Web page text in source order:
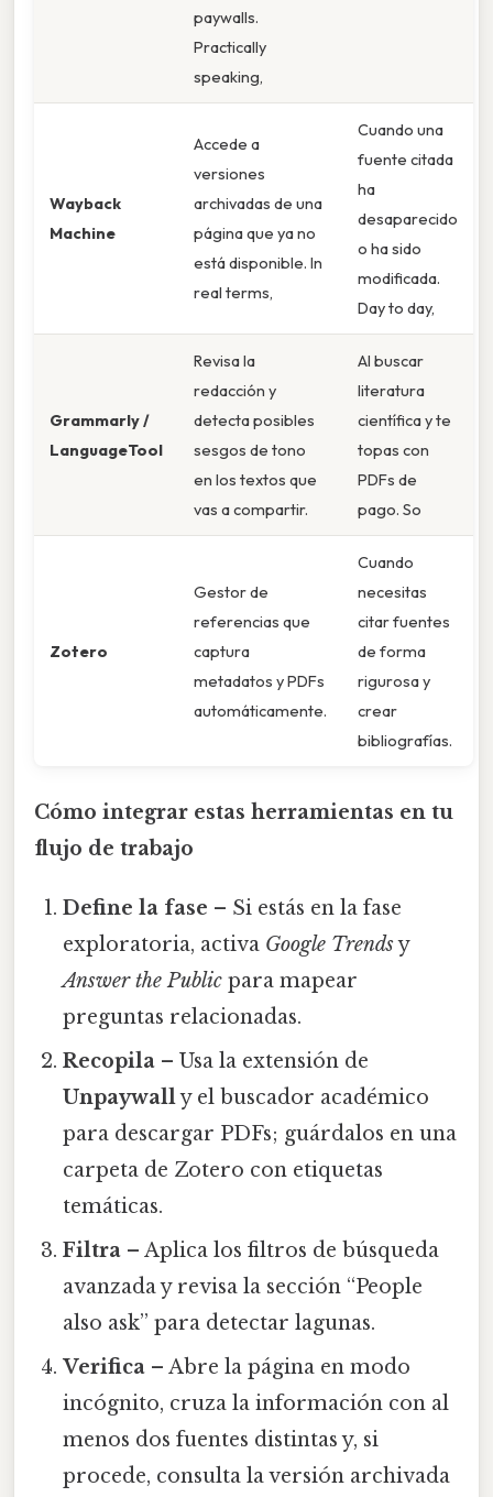
paywalls.
Practically
speaking,
Wayback
Machine
Accede a
versiones
archivadas de una
página que ya no
está disponible. In
real terms,
Cuando una
fuente citada
ha
desaparecido
o ha sido
modificada.
Day to day,
Grammarly /
LanguageTool
Revisa la
redacción y
detecta posibles
sesgos de tono
en los textos que
vas a compartir.
Al buscar
literatura
científica y te
topas con
PDFs de
pago. So
Zotero
Gestor de
referencias que
captura
metadatos y PDFs
automáticamente.
Cuando
necesitas
citar fuentes
de forma
rigurosa y
crear
bibliografías.
Cómo integrar estas herramientas en tu
flujo de trabajo
Define la fase – Si estás en la fase
exploratoria, activa Google Trendsy
Answer the Public para mapear
preguntas relacionadas.
Recopila – Usa la extensión de
Unpaywally el buscador académico
para descargar PDFs; guárdalos en una
carpeta de Zotero con etiquetas
temáticas.
Filtra – Aplica los filtros de búsqueda
avanzada y revisa la sección “People
also ask” para detectar lagunas.
Verifica – Abre la página en modo
incógnito, cruza la información con al
menos dos fuentes distintas y, si
procede, consulta la versión archivada